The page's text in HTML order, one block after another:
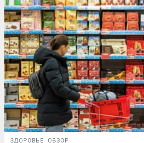
ЗДОРОВЬЕ ОБЗОР